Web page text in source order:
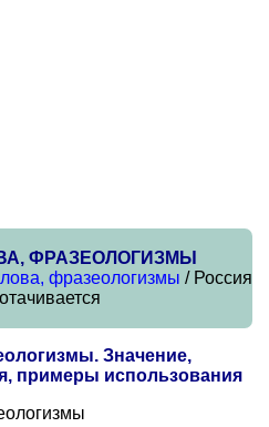
ФРАЗЕОЛОГИЗМЫ
фразеологизмы / Россия
Значение,
примеры использования